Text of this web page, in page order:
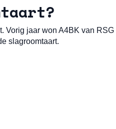
Vorig jaar won A4BK van RSG
slagroomtaart.